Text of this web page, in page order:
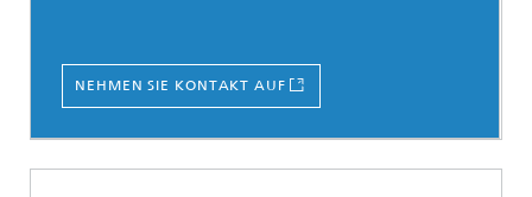
NEHMEN SIE KONTAKT AUF